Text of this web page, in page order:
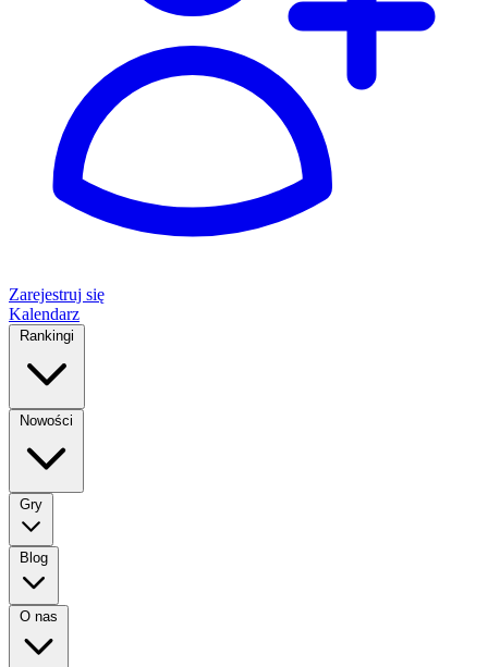
Zarejestruj się
Kalendarz
Rankingi
Nowości
Gry
Blog
O nas